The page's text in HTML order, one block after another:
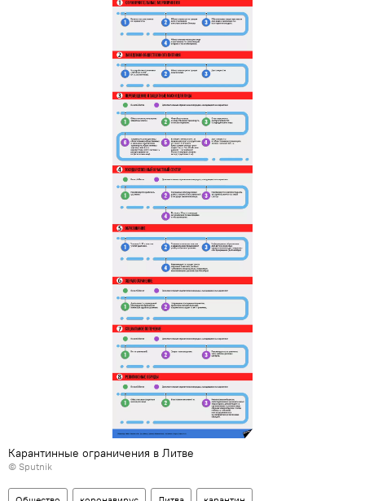
Карантинные ограничения в Литве
© Sputnik